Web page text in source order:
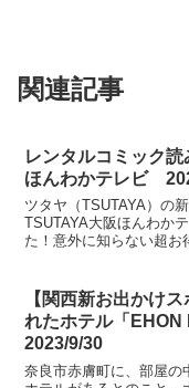
関連記事
レンタルコミック
ほんわかテレビ
ツタヤ（TSUTAYA）の
TSUTAYA大阪ほんわか
た！意外に知らない超お
【関西新お出かけ
れたホテル「
2023/9/30
奈良市赤膚町に、部屋の